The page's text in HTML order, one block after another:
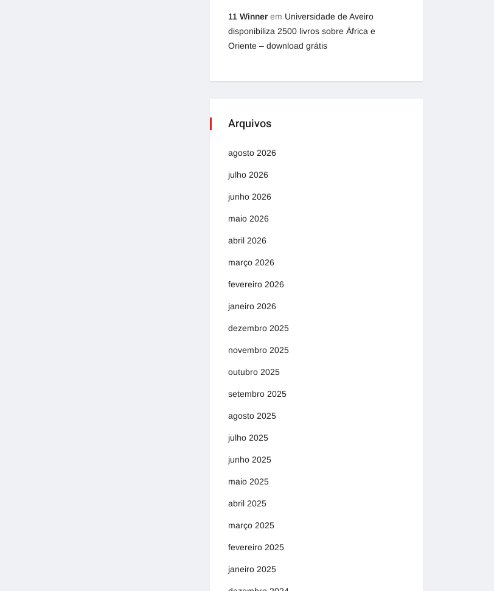
11 Winner em Universidade de Aveiro
disponibiliza 2500 livros sobre África e
Oriente – download grátis
Arquivos
agosto 2026
julho 2026
junho 2026
maio 2026
abril 2026
março 2026
fevereiro 2026
janeiro 2026
dezembro 2025
novembro 2025
outubro 2025
setembro 2025
agosto 2025
julho 2025
junho 2025
maio 2025
abril 2025
março 2025
fevereiro 2025
janeiro 2025